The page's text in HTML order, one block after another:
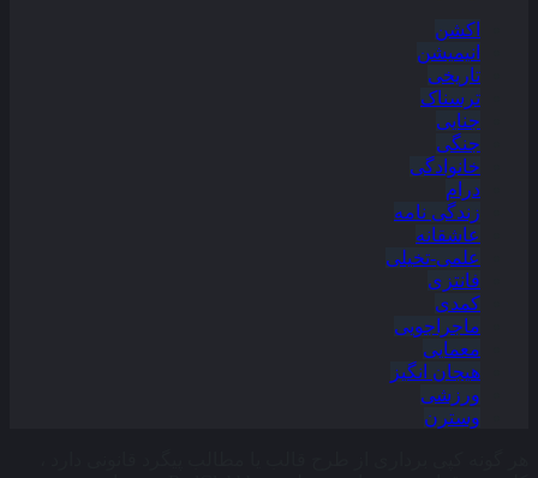
اکشن
انیمیشن
تاریخی
ترسناک
جنایی
جنگی
خانوادگی
درام
زندگی نامه
عاشقانه
علمی-تخیلی
فانتزی
کمدی
ماجراجویی
معمایی
هیجان انگیز
ورزشی
وسترن